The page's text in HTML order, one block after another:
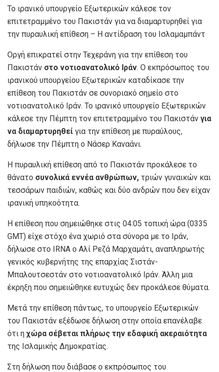
Το ιρανικό υπουργείο Εξωτερικών κάλεσε τον
επιτετραμμένο του Πακιστάν για να διαμαρτυρηθεί για
την πυραυλική επίθεση – Η αντίδραση του Ισλαμαμπάντ
Οργή επικρατεί στην Τεχεράνη για την επίθεση του
Πακιστάν στο νοτιοανατολικό Ιράν. Ο εκπρόσωπος του
ιρανικού υπουργείου Εξωτερικών καταδίκασε την
επίθεση του Πακιστάν σε συνοριακό σημείο στο
νοτιοανατολικό Ιράν. Το ιρανικό υπουργείο Εξωτερικών
κάλεσε την Πέμπτη τον επιτετραμμένο του Πακιστάν για
να διαμαρτυρηθεί για την επίθεση με πυραύλους,
δήλωσε την Πέμπτη ο Νάσερ Καναάνι.
Η πυραυλική επίθεση από το Πακιστάν προκάλεσε το
θάνατο συνολικά εννέα ανθρώπων, τριών γυναικών και
τεσσάρων παιδιών, καθώς και δύο ανδρών που δεν είχαν
ιρανική υπηκοότητα.
Η επίθεση που σημειώθηκε στις 04:05 τοπική ώρα (0335
GMT) είχε στόχο ένα χωριό στα σύνορα με το Ιράν,
δήλωσε στο IRNA ο Αλί Ρεζά Μαρχαμάτι, αναπληρωτής
γενικός κυβερνήτης της επαρχίας Σιστάν-
Μπαλουτσεστάν στο νοτιοανατολικό Ιράν. Άλλη μια
έκρηξη που σημειώθηκε ευτυχώς δεν προκάλεσε θύματα.
Μετά την επίθεση πάντως, το υπουργείο Εξωτερικών
του Πακιστάν εξέδωσε δήλωση στην οποία επανέλαβε
ότι ηχώρα σέβεται πλήρως την εδαφική ακεραιότητα
της Ισλαμικής Δημοκρατίας.
Στη δήλωση που διάβασε ο εκπρόσωπος του